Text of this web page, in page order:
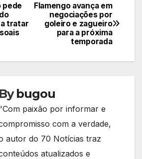
Flamengo avança em
negociações por
goleiro e zagueiro
para a próxima
temporada
pede
tratar
Bybugou
paixão por informar e
com a verdade,
autor do 70 Notícias traz
atualizados e